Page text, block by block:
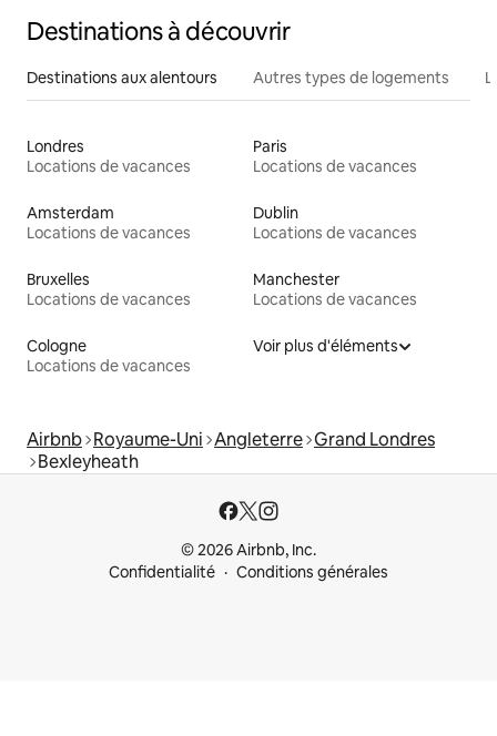
Destinations à découvrir
Destinations aux alentours Autres types de logements
Londres
Locations de vacances
Paris
Locations de vacances
Amsterdam
Locations de vacances
Dublin
Locations de vacances
Bruxelles
Locations de vacances
Manchester
Locations de vacances
Cologne
Locations de vacances
Voir plus d'éléments
Airbnb Royaume-Uni Angleterre Grand Londres
Bexleyheath
© 2026 Airbnb, Inc.
Confidentialité
Conditions générales